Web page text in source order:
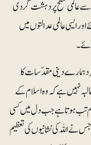
عالمی سطح پر دہشت گردی
ایسی عالمی عدالتوں میں
ہمارے دینی مقدّسات کا
نہیں ہے کہ وہ اسلام کے
تب ہوتا ہے جب دل میں کسی
نے اللہ کی نشانیوں کی تعظیم